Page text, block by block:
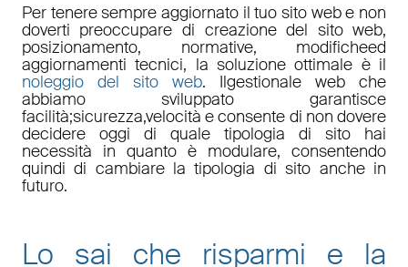
Per tenere sempre aggiornato il tuo sito web e non
doverti preoccupare di creazione del sito web,
posizionamento, normative, modificheed
aggiornamenti tecnici, la soluzione ottimale è il
noleggio del sito web. Ilgestionale webche
abbiamo sviluppato garantisce
facilità;sicurezza,velocità e consente di non dovere
decidere oggi di quale tipologia di sito hai
necessità in quanto è modulare, consentendo
quindi di cambiare la tipologia di sito anche in
futuro.
Lo sai che risparmi e la